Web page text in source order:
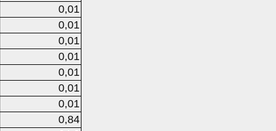
0,01
0,01
0,01
0,01
0,01
0,01
0,01
0,84